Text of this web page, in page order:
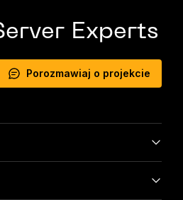
Experts
Porozmawiaj o projekcie